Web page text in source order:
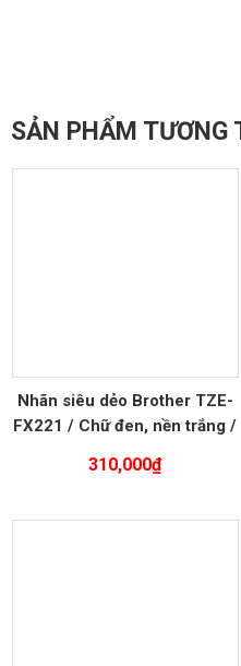
SẢN PHẨM TƯƠNG
Nhãn siêu dẻo Brother TZE-
FX221 / Chữ đen, nền trắng /
310,000₫